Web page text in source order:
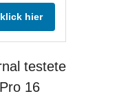
hier
testete
16